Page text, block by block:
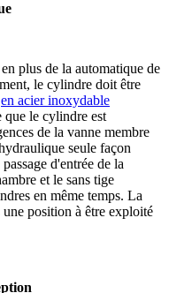
plus de la automatique de
le cylindre doit être
en acier inoxydable
que le cylindre est
de la vanne membre
seule façon
d'entrée de la
et le sans tige
en même temps. La
position à être exploité